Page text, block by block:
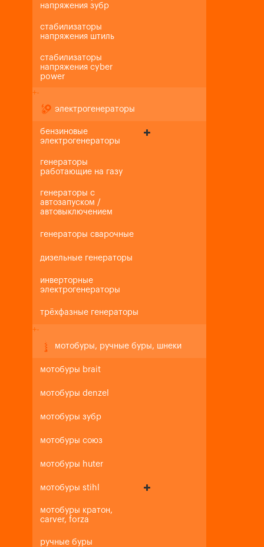
напряжения зубр
стабилизаторы
напряжения штиль
стабилизаторы
напряжения cyber
power
+-
электрогенераторы
бензиновые
электрогенераторы
генераторы
работающие на газу
генераторы с
автозапуском /
автовыключением
генераторы сварочные
дизельные генераторы
инверторные
электрогенераторы
трёхфазные генераторы
+-
мотобуры, ручные буры, шнеки
мотобуры brait
мотобуры denzel
мотобуры зубр
мотобуры союз
мотобуры huter
мотобуры stihl
мотобуры кратон,
carver, forza
ручные буры